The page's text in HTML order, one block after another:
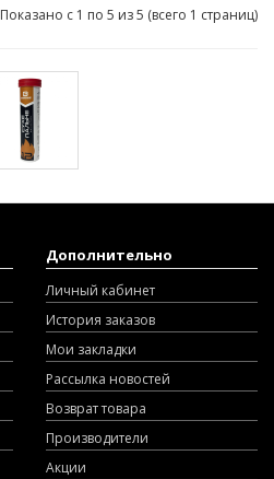
Показано с 1 по 5 из 5 (всего 1 страниц)
Дополнительно
Личный кабинет
История заказов
Мои закладки
Рассылка новостей
Возврат товара
Производители
Акции